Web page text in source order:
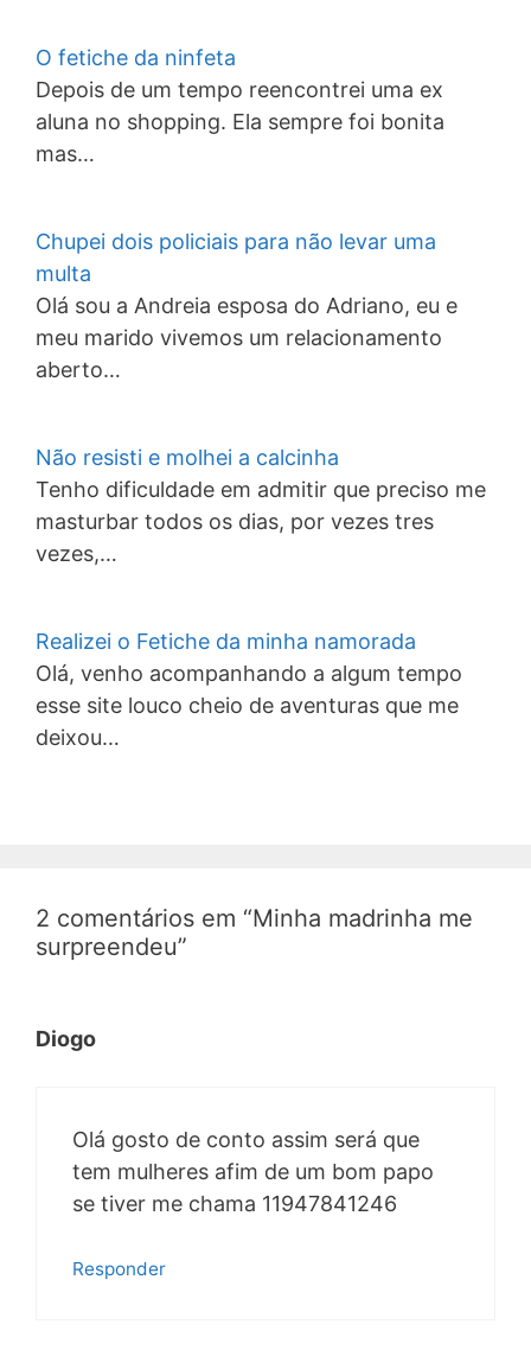
O fetiche da ninfeta
Depois de um tempo reencontrei uma ex
aluna no shopping. Ela sempre foi bonita
mas…
Chupei dois policiais para não levar uma
multa
Olá sou a Andreia esposa do Adriano, eu e
meu marido vivemos um relacionamento
aberto…
Não resisti e molhei a calcinha
Tenho dificuldade em admitir que preciso me
masturbar todos os dias, por vezes tres
vezes,…
Realizei o Fetiche da minha namorada
Olá, venho acompanhando a algum tempo
esse site louco cheio de aventuras que me
deixou…
2 comentários em “Minha madrinha me
surpreendeu”
Diogo
Olá gosto de conto assim será que
tem mulheres afim de um bom papo
se tiver me chama 11947841246
Responder